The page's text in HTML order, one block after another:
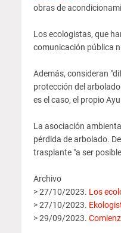
obras de
Los ecologistas, que
comunicación pública
Además, consideran
protección del
es el caso, el propio
La asociación
pérdida de arbolado.
trasplante "a ser
Archivo
> 27/10/2023. Los
> 27/10/2023.
> 29/09/2023.